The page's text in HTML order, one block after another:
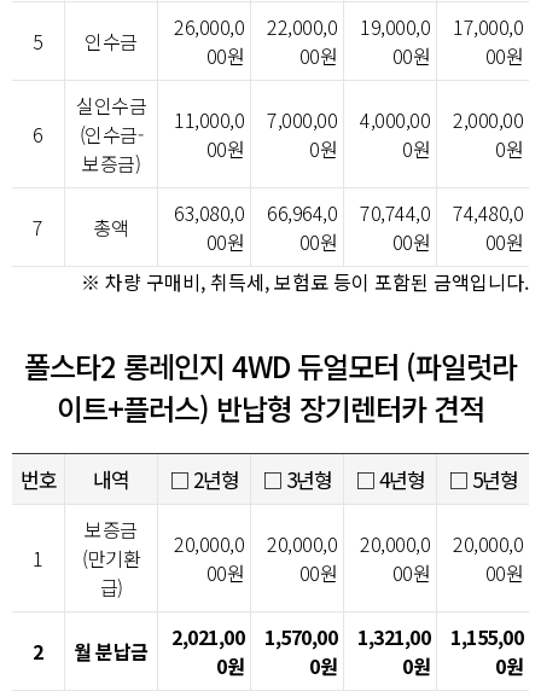
5 인수금
26,000,0
00원
22,000,0
00원
19,000,0
00원
17,000,0
00원
6
실인수금
(인수금-
보증금)
11,000,0
00원
7,000,00
0원
4,000,00
0원
2,000,00
0원
7 총액
63,080,0
00원
66,964,0
00원
70,744,0
00원
74,480,0
00원
※ 차량 구매비, 취득세, 보험료 등이 포함된 금액입니다.
폴스타2 롱레인지 4WD 듀얼모터 (파일럿라
이트+플러스) 반납형 장기렌터카 견적
번호 내역 □ 2년형 □ 3년형 □ 4년형 □ 5년형
1
보증금
(만기환
급)
20,000,0
00원
20,000,0
00원
20,000,0
00원
20,000,0
00원
2 월 분납금
2,021,00
0원
1,570,00
0원
1,321,00
0원
1,155,00
0원